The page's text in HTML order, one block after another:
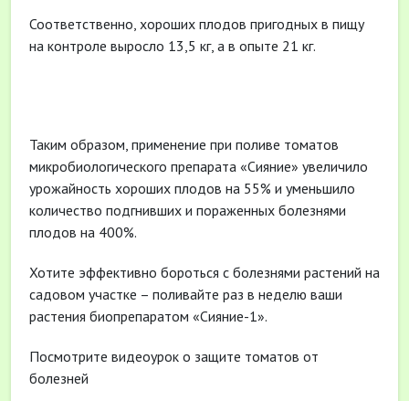
Соответственно, хороших плодов пригодных в пищу
на контроле выросло 13,5 кг, а в опыте 21 кг.
Таким образом, применение при поливе томатов
микробиологического препарата «Сияние» увеличило
урожайность хороших плодов на 55% и уменьшило
количество подгнивших и пораженных болезнями
плодов на 400%.
Хотите эффективно бороться с болезнями растений на
садовом участке – поливайте раз в неделю ваши
растения биопрепаратом «Сияние-1».
Посмотрите видеоурок о защите томатов от
болезней